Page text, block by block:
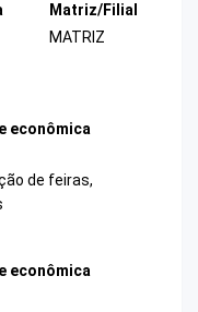
Matriz/Filial
MATRIZ
econômica
de feiras,
econômica